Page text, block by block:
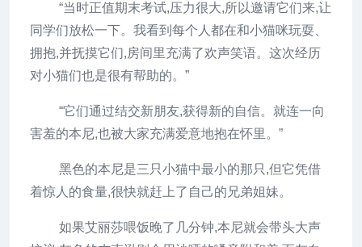
“当时正值期末考试,压力很大,所以邀请它们来,让
同学们放松一下。我看到每个人都在和小猫咪玩耍、
拥抱,并抚摸它们,房间里充满了欢声笑语。这次经历
对小猫们也是很有帮助的。”
“它们通过结交新朋友,获得新的自信。就连一向
害羞的本尼,也被大家充满爱意地抱在怀里。”
黑色的本尼是三只小猫中最小的那只,但它凭借
着惊人的食量,很快就赶上了自己的兄弟姐妹。
如果艾丽莎喂饭晚了几分钟,本尼就会带头大声